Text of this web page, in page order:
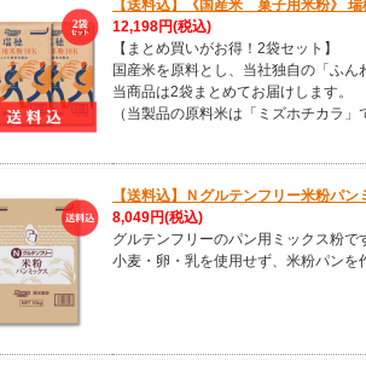
【送料込】《国産米 菓子用米粉》
12,198円(税込)
【まとめ買いがお得！2袋セット】
国産米を原料とし、当社独自の「ふん
当商品は2袋まとめてお届けします。
（当製品の原料米は「ミズホチカラ」
【送料込】Ｎグルテンフリー米粉パ
8,049円(税込)
グルテンフリーのパン用ミックス粉で
小麦・卵・乳を使用せず、米粉パンを